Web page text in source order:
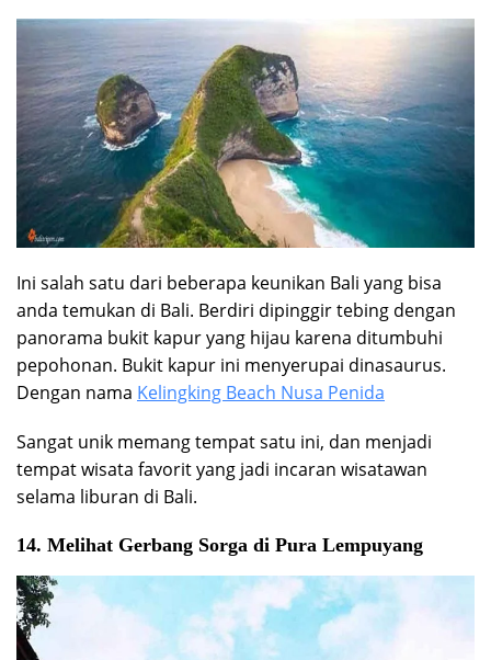
Ini salah satu dari beberapa keunikan Bali yang bisa
anda temukan di Bali. Berdiri dipinggir tebing dengan
panorama bukit kapur yang hijau karena ditumbuhi
pepohonan. Bukit kapur ini menyerupai dinasaurus.
Dengan nama Kelingking Beach Nusa Penida
Sangat unik memang tempat satu ini, dan menjadi
tempat wisata favorit yang jadi incaran wisatawan
selama liburan di Bali.
14. Melihat Gerbang Sorga di Pura Lempuyang